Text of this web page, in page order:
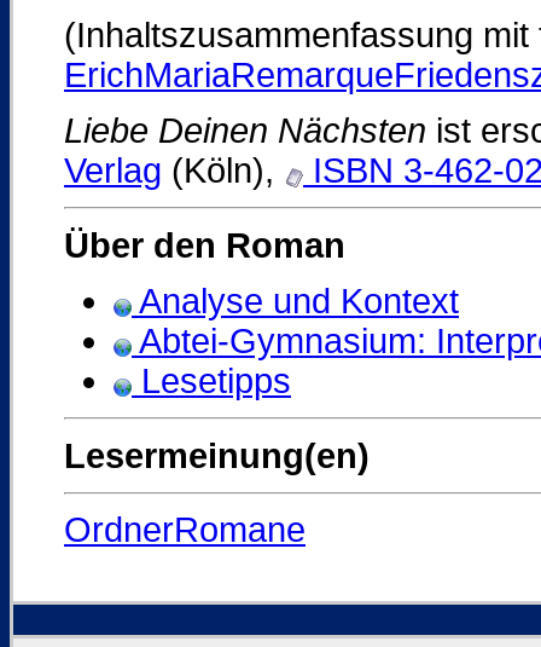
(Inhaltszusammenfassung
Liebe Deinen Nächsten ist
Verlag (Köln),
ISBN 3-462-
Über den Roman
Analyse und Kontext
Abtei-Gymnasium:
Lesetipps
Lesermeinung(en)
OrdnerRomane